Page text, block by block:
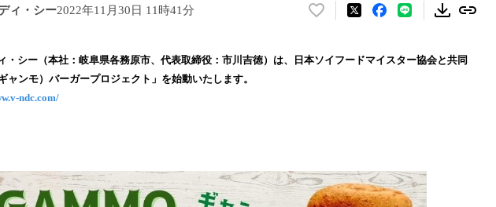
ィ・シー2022年11月30日 11時41分
い
！
中
で
・シー（本社：岐阜県各務原市、代表取締役：市川吉徳）は、日本ソイフードマイスター協会と共同
ャンモ）バーガープロジェクト」を始動いたします。
ndc.com/